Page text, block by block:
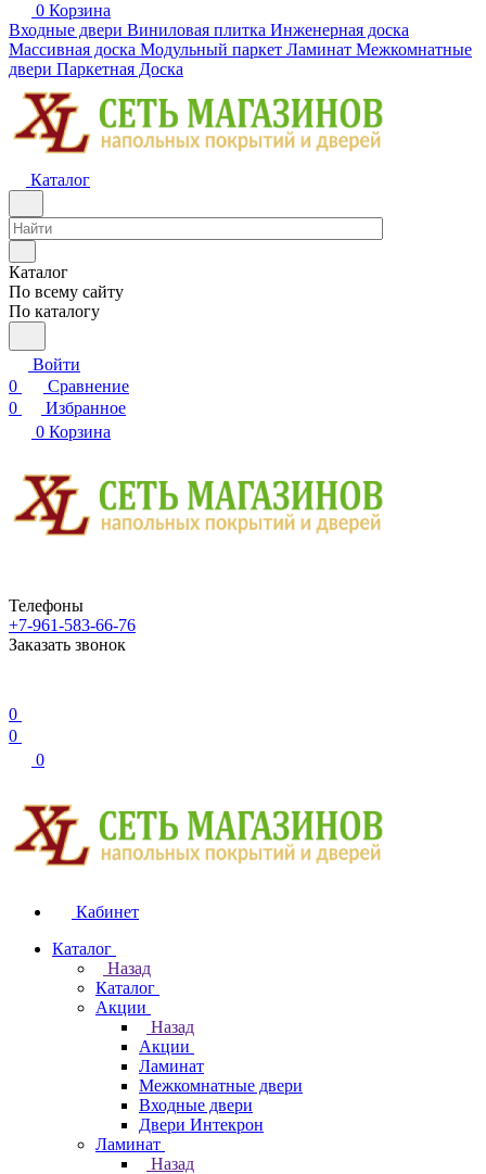
0 Корзина
Входные двери Виниловая плитка Инженерная доска
Массивная доска Модульный паркет Ламинат Межкомнатные
двери Паркетная Доска
Каталог
Каталог
По всему сайту
По каталогу
Войти
0
Сравнение
0
Избранное
0 Корзина
Телефоны
+7-961-583-66-76
Заказать звонок
0
0
0
Кабинет
Каталог
Назад
Каталог
Акции
Назад
Акции
Ламинат
Межкомнатные двери
Входные двери
Двери Интекрон
Ламинат
Назад